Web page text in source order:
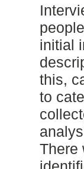
initial
this,
to
There